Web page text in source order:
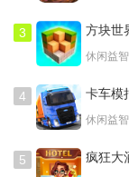
4、若感觉战斗吃
5、与大型敌人交
3
方块世
安卓版
休闲益
4
卡车模
卓版
休闲益
5
疯狂大